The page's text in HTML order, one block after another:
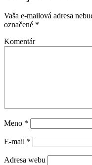
Vaša e-mailová adresa
označené *
Komentár
Meno *
E-mail *
Adresa webu